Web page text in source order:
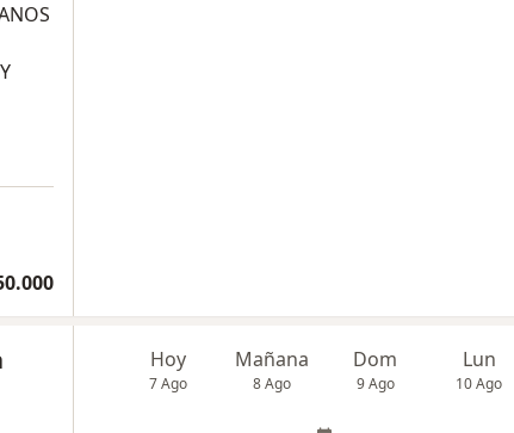
Hoy
7 Ago
Mañana
8 Ago
Dom
9 Ago
Lun
10 Ago